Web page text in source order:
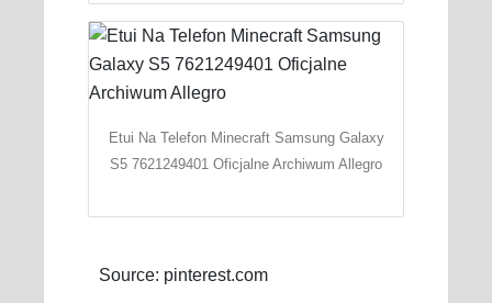
Etui Na Telefon Minecraft Samsung Galaxy
S5 7621249401 Oficjalne Archiwum Allegro
Source: pinterest.com